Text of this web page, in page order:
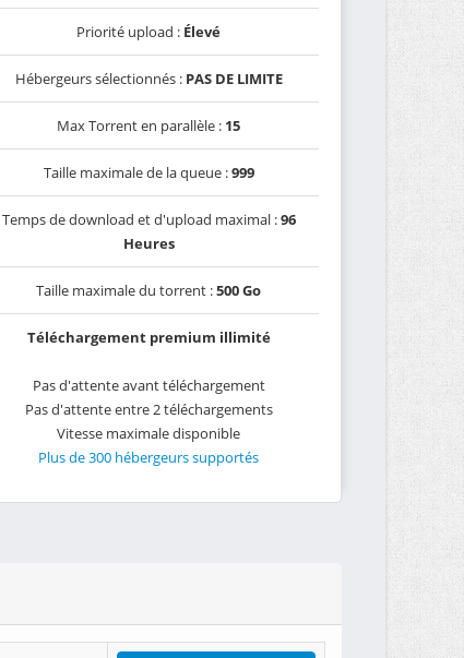
Priorité upload : Élevé
Hébergeurs sélectionnés : PAS DE LIMITE
Max Torrent en parallèle : 15
Taille maximale de la queue :999
Temps de download et d'upload maximal :96
Heures
Taille maximale du torrent :500 Go
Téléchargement premium illimité
Pas d'attente avant téléchargement
Pas d'attente entre 2 téléchargements
Vitesse maximale disponible
Plus de 300 hébergeurs supportés